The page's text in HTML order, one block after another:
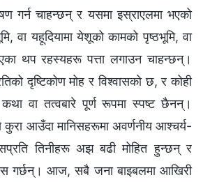
गर्न चाहन्छन् र यसमा इस्राएलमा भएको
वा यहूदियामा येशूको कामको पृष्ठभूमि, वा
थप रहस्यहरू पत्ता लगाउन चाहन्छन्।
दृष्टिकोण मोह र विश्‍वासको छ, र कोही
कथा वा तत्वबारे पूर्ण रूपमा स्पष्ट छैनन्।
आउँदा मानिसहरूमा अवर्णनीय आश्चर्य-
तिनीहरू अझ बढी मोहित हुन्छन् र
गर्छन्। आज, सबै जना बाइबलमा आखिरी